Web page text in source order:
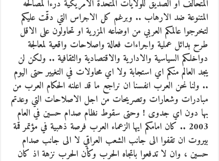
المتحالف او الصديق للولايات المتحدة الامريكية درءا لمصالحه
المتنوعة ضد الارهاب .. وبرغم كل الاجراس التي دقّت عليكم
لتخرجوا عالمكم العربي من اوضاعه المزرية او تحاولون على الاقل
طرح بدائل عملية واجراءات فعالة واصلاحات واقعية لمعالجة
دواخلكم السياسية والادارية والاقتصادية والثقافية .. ولكن لن
يجد العالم منكم اي استجابة ولا اي محاولات في التغيير حتى اليوم
.. ولنا نحن العرب انفسنا ان نراجع ما قد اعلنه الحكام العرب من
مبادرات وشعارات وتصريحات من اجل الاصلاحات التي وعدتم
بها دون اي جدوى ! وحتى سقوط نظام صدام حسين في العام
2003 .. كان امامكم ايها الزعماء العرب فرصة ذهبية في مؤتمر قمة
بيروت ان تقفوا الى جانب الشعب العراقي لا الى جانب صدام
حسين ، وان لا تدفعوا باتجاه الحرب وكأن الحرب نزهة اذ كان